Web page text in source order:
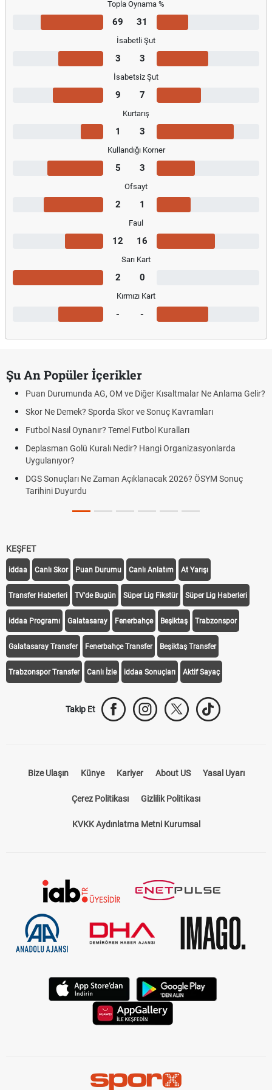
Topla Oynama %
69 31
İsabetli Şut
3 3
İsabetsiz Şut
9 7
Kurtarış
1 3
Kullandığı Korner
5 3
Ofsayt
2 1
Faul
12 16
Sarı Kart
2 0
Kırmızı Kart
- -
Şu An Popüler İçerikler
Puan Durumunda AG, OM ve Diğer Kısaltmalar Ne Anlama Gelir?
Skor Ne Demek? Sporda Skor ve Sonuç Kavramları
Futbol Nasıl Oynanır? Temel Futbol Kuralları
Deplasman Golü Kuralı Nedir? Hangi Organizasyonlarda
Uygulanıyor?
DGS Sonuçları Ne Zaman Açıklanacak 2026? ÖSYM Sonuç
Tarihini Duyurdu
KEŞFET
iddaa Canlı Skor Puan Durumu Canlı Anlatım At Yarışı
Transfer Haberleri TV'de Bugün Süper Lig Fikstür Süper Lig Haberleri
iddaa Programı Galatasaray Fenerbahçe Beşiktaş Trabzonspor
Galatasaray Transfer Fenerbahçe Transfer Beşiktaş Transfer
Trabzonspor Transfer Canlı İzle iddaa Sonuçları Aktif Sayaç
Takip Et
Bize Ulaşın Künye Kariyer About US Yasal Uyarı
Çerez Politikası Gizlilik Politikası
KVKK Aydınlatma Metni Kurumsal